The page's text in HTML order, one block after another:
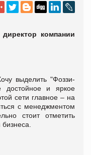
компании
выделить "Фоззи-
и яркое
сети главное – на
с менеджментом
стоит отметить